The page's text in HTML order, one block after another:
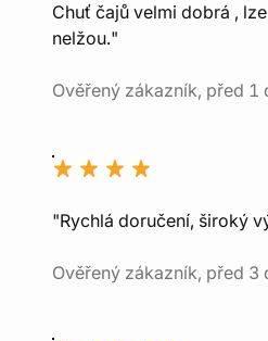
Chuť čajů velmi dobrá ,
nelžou."
Ověřený zákazník, před 1
"Rychlá doručení, široký
Ověřený zákazník, před 3